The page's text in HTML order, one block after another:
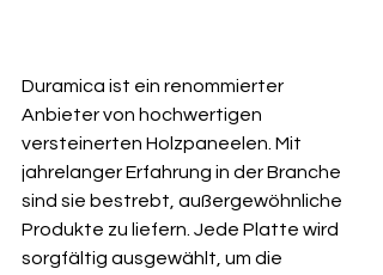
Duramica ist ein renommierter
Anbieter von hochwertigen
versteinerten Holzpaneelen. Mit
jahrelanger Erfahrung in der Branche
sind sie bestrebt, außergewöhnliche
Produkte zu liefern. Jede Platte wird
sorgfältig ausgewählt, um die